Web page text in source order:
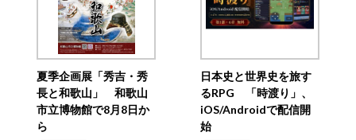
夏季企画展「秀吉・秀
長と和歌山」 和歌山
市立博物館で8月8日か
ら
日本史と世界史を旅す
るRPG 「時渡り」、
iOS/Androidで配信開
始